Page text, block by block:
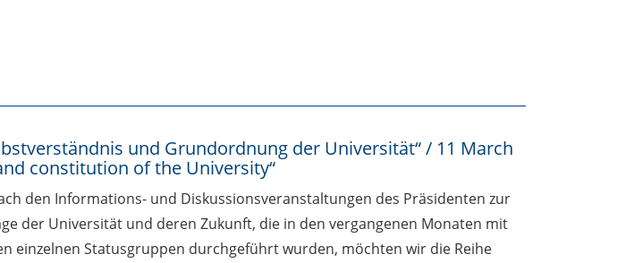
und Grundordnung der Universität“ / 11 March
constitution of the University“
den Informations- und Diskussionsveranstaltungen des Präsidenten zur
der Universität und deren Zukunft, die in den vergangenen Monaten mit
einzelnen Statusgruppen durchgeführt wurden, möchten wir die Reihe